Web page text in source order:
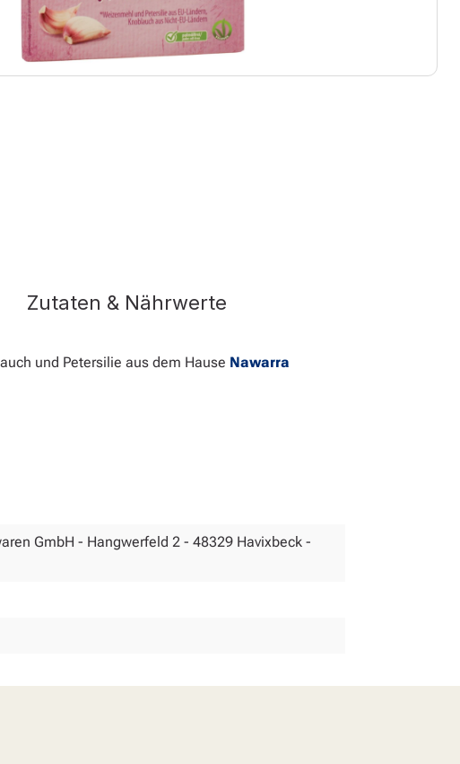
Zutaten & Nährwerte
und Petersilie aus dem Hause Nawarra
GmbH - Hangwerfeld 2 - 48329 Havixbeck -